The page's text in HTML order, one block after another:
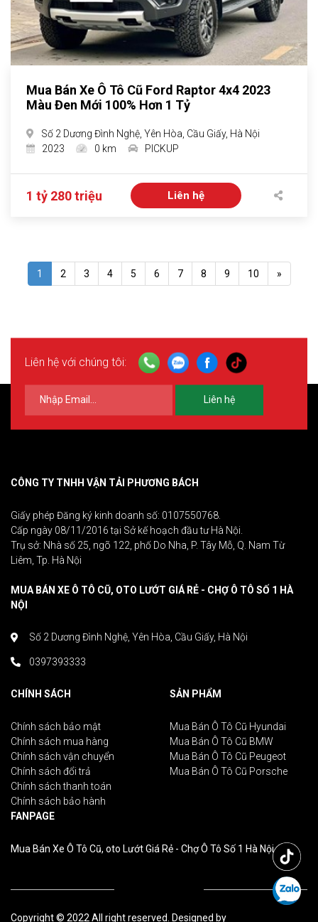
Mua Bán Xe Ô Tô Cũ Ford Raptor 4x4 2023
Màu Đen Mới 100% Hơn 1 Tỷ
Số 2 Dương Đình Nghệ, Yên Hòa, Cầu Giấy, Hà Nội
2023
0 km PICKUP
1 tỷ 280 triệu Liên hệ
1 2 3 4 5 6 7 8 9 10 »
Liên hệ với chúng tôi:
Liên hệ
CÔNG TY TNHH VẬN TẢI PHƯƠNG BÁCH
Giấy phép Đăng ký kinh doanh số: 0107550768.
Cấp ngày 08/11/2016 tại Sở kế hoạch đầu tư Hà Nội.
Trụ sở: Nhà số 25, ngõ 122, phố Do Nha, P. Tây Mỗ, Q. Nam Từ
Liêm, Tp. Hà Nội
MUA BÁN XE Ô TÔ CŨ, OTO LƯỚT GIÁ RẺ - CHỢ Ô TÔ SỐ 1 HÀ
NỘI
Số 2 Dương Đình Nghệ, Yên Hòa, Cầu Giấy, Hà Nội
0397393333
CHÍNH SÁCH
Chính sách bảo mật
Chính sách mua hàng
Chính sách vận chuyển
Chính sách đổi trả
Chính sách thanh toán
Chính sách bảo hành
SẢN PHẨM
Mua Bán Ô Tô Cũ Hyundai
Mua Bán Ô Tô Cũ BMW
Mua Bán Ô Tô Cũ Peugeot
Mua Bán Ô Tô Cũ Porsche
FANPAGE
Mua Bán Xe Ô Tô Cũ, oto Lướt Giá Rẻ - Chợ Ô Tô Số 1 Hà Nội
Copyright © 2022 All right reserved. Designed by